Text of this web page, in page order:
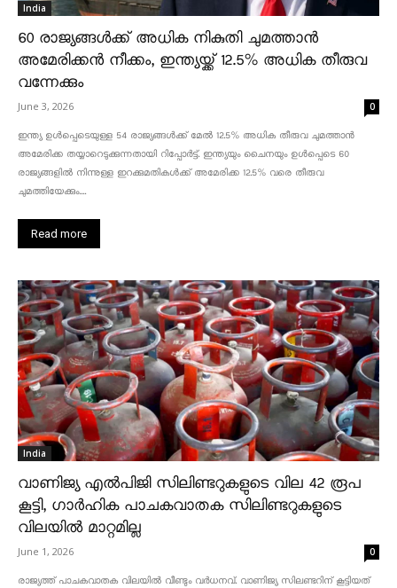
India
60 രാജ്യങ്ങൾക്ക് അധിക നികുതി ചുമത്താൻ
അമേരിക്കൻ നീക്കം, ഇന്ത്യയ്ക്ക് 12.5% അധിക തീരുവ
വന്നേക്കും
June 3, 2026 0
ഇന്ത്യ ഉൾപ്പെടെയുള്ള 54 രാജ്യങ്ങൾക്ക് മേൽ 12.5% അധിക തീരുവ ചുമത്താൻ
അമേരിക്ക തയ്യാറെടുക്കുന്നതായി റിപ്പോർട്ട്. ഇന്ത്യയും ചൈനയും ഉൾപ്പെടെ 60
രാജ്യങ്ങളിൽ നിന്നുള്ള ഇറക്കുമതികൾക്ക് അമേരിക്ക 12.5% ​​വരെ തീരുവ
ചുമത്തിയേക്കും....
Read more
India
വാണിജ്യ എൽപിജി സിലിണ്ടറുകളുടെ വില 42 രൂപ
കൂട്ടി, ഗാർഹിക പാചകവാതക സിലിണ്ടറുകളുടെ
വിലയിൽ മാറ്റമില്ല
June 1, 2026 0
രാജ്യത്ത് പാചകവാതക വിലയിൽ വീണ്ടും വർധനവ്. വാണിജ്യ സിലണ്ടറിന് കൂട്ടിയത്